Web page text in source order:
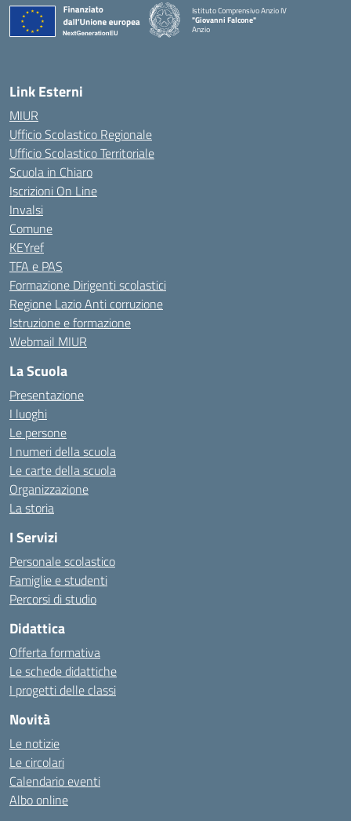
Istituto Comprensivo Anzio IV
"Giovanni Falcone"
Anzio
Link Esterni
MIUR
Ufficio Scolastico Regionale
Ufficio Scolastico Territoriale
Scuola in Chiaro
Iscrizioni On Line
Invalsi
Comune
KEYref
TFA e PAS
Formazione Dirigenti scolastici
Regione Lazio Anti corruzione
Istruzione e formazione
Webmail MIUR
La Scuola
Presentazione
I luoghi
Le persone
I numeri della scuola
Le carte della scuola
Organizzazione
La storia
I Servizi
Personale scolastico
Famiglie e studenti
Percorsi di studio
Didattica
Offerta formativa
Le schede didattiche
I progetti delle classi
Novità
Le notizie
Le circolari
Calendario eventi
Albo online